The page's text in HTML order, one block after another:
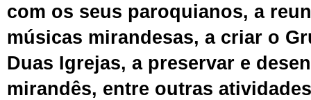
com os seus paroquianos, a
músicas mirandesas, a criar o
Duas Igrejas, a preservar e
mirandês, entre outras atividade